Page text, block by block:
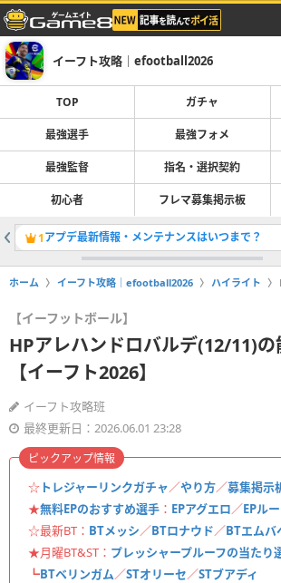
イーフト攻略｜efootball2026
TOP ガチャ
最強選手 最強フォメ
最強監督 指名・選択契約
初心者 フレマ募集掲示板
1アプデ最新情報・メンテナンスはいつまで？
ホーム イーフト攻略｜efootball2026 ハイライト
【イーフットボール】
HPアレハンドロバルデ(12/11)の
【イーフト2026】
イーフト攻略班
最終更新日：2026.06.01 23:28
☆ トレジャーリンクガチャ／やり方／募集掲示
★無料EPのおすすめ選手 ： EPアグエロ／EPル
☆最新BT： BTメッシ／BTロナウド／BTエムバ
★月曜BT&ST： プレッシャープルーフの当たり
┗BTベリンガム／STオリーセ／STブアディ
ピックアップ情報